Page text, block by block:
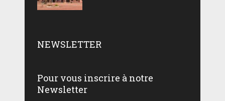
NEWSLETTER
Pour vous inscrire à notre
Newsletter